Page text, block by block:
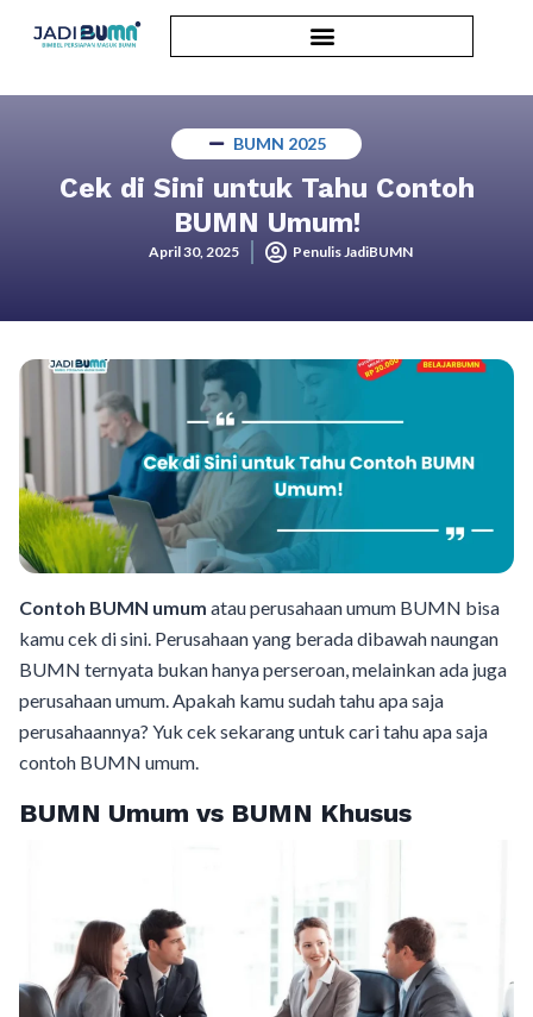
BUMN 2025
Cek di Sini untuk Tahu Contoh
BUMN Umum!
April 30, 2025 Penulis JadiBUMN
Contoh BUMN umum atau perusahaan umum BUMN bisa
kamu cek di sini. Perusahaan yang berada dibawah naungan
BUMN ternyata bukan hanya perseroan, melainkan ada juga
perusahaan umum. Apakah kamu sudah tahu apa saja
perusahaannya? Yuk cek sekarang untuk cari tahu apa saja
contoh BUMN umum.
BUMN Umum vs BUMN Khusus